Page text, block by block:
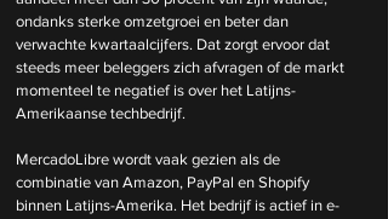
ondanks sterke omzetgroei en beter dan
verwachte kwartaalcijfers. Dat zorgt ervoor dat
steeds meer beleggers zich afvragen of de markt
momenteel te negatief is over het Latijns-
Amerikaanse techbedrijf.
MercadoLibre wordt vaak gezien als de
combinatie van Amazon, PayPal en Shopify
binnen Latijns-Amerika. Het bedrijf is actief in e-